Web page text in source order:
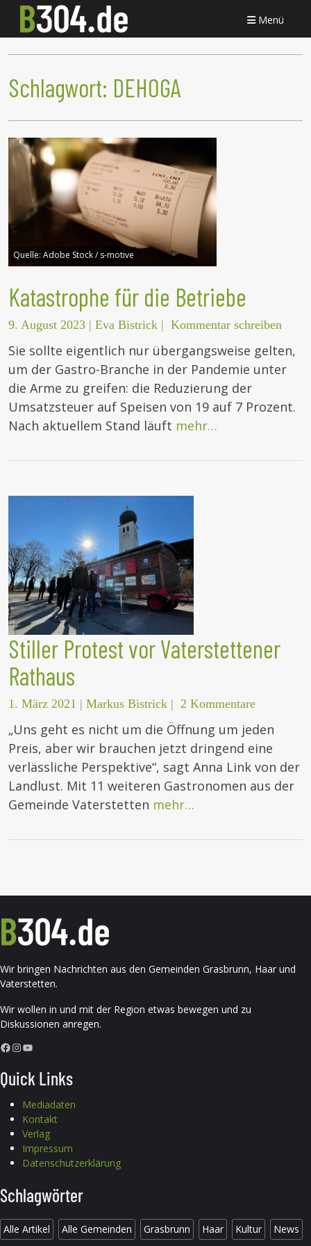
Menü
Schlagwort: DEHOGA
Quelle: Adobe Stock / s-motive
Katastrophe für die Betriebe
9. August 2023 | Eva Bistrick | Kommentar schreiben
Sie sollte eigentlich nur übergangsweise gelten,
um der Gastro-Branche in der Pandemie unter
die Arme zu greifen: die Reduzierung der
Umsatzsteuer auf Speisen von 19 auf 7 Prozent.
Nach aktuellem Stand läuft mehr…
Stiller Protest vor Vaterstettener
Rathaus
1. März 2021 | Markus Bistrick | 2 Kommentare
„Uns geht es nicht um die Öffnung um jeden
Preis, aber wir brauchen jetzt dringend eine
verlässliche Perspektive“, sagt Anna Link von der
Landlust. Mit 11 weiteren Gastronomen aus der
Gemeinde Vaterstetten mehr…
Wir bringen Nachrichten aus den Gemeinden Grasbrunn, Haar und
Vaterstetten.
Wir wollen in und mit der Region etwas bewegen und zu
Diskussionen anregen.
Facebook InstagramYouTube
Quick Links
Mediadaten
Kontakt
Verlag
Impressum
Datenschutzerklärung
Schlagwörter
Alle Artikel Alle Gemeinden Grasbrunn Haar Kultur News